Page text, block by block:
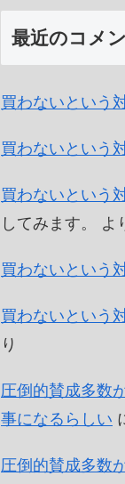
最近のコメ
買わないという
買わないという
買わないという
してみます。
よ
買わないという
買わないという
り
圧倒的賛成多数
事になるらしい
圧倒的賛成多数